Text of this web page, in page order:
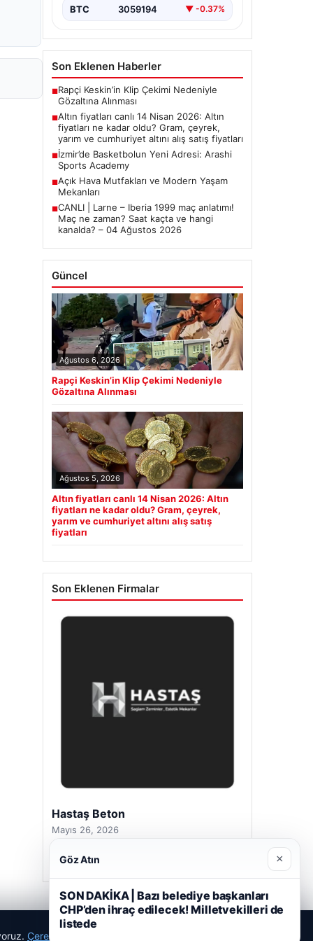
BTC 3059194 ▼ -0.37%
Son Eklenen Haberler
■Rapçi Keskin’in Klip Çekimi Nedeniyle
Gözaltına Alınması
■Altın fiyatları canlı 14 Nisan 2026: Altın
fiyatları ne kadar oldu? Gram, çeyrek,
yarım ve cumhuriyet altını alış satış fiyatları
■İzmir’de Basketbolun Yeni Adresi: Arashi
Sports Academy
■Açık Hava Mutfakları ve Modern Yaşam
Mekanları
■CANLI | Larne – Iberia 1999 maç anlatımı!
Maç ne zaman? Saat kaçta ve hangi
kanalda? – 04 Ağustos 2026
Güncel
Ağustos 6, 2026
Rapçi Keskin’in Klip Çekimi Nedeniyle
Gözaltına Alınması
Ağustos 5, 2026
Altın fiyatları canlı 14 Nisan 2026: Altın
fiyatları ne kadar oldu? Gram, çeyrek,
yarım ve cumhuriyet altını alış satış
fiyatları
Son Eklenen Firmalar
Hastaş Beton
Mayıs 26, 2026
Çerez Politikamız
Göz Atın ×
SON DAKİKA | Bazı belediye başkanları
CHP’den ihraç edilecek! Milletvekilleri de
listede